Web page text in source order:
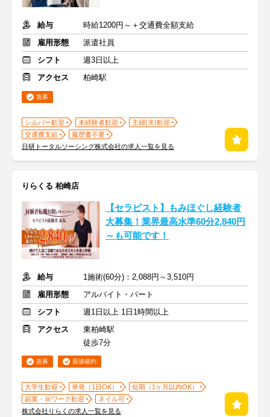
給与
時給1200円～＋交通費全額支給
雇用形態
派遣社員
シフト
週3日以上
アクセス
柏崎駅
急募
シルバー歓迎 未経験者歓迎
主婦(夫)歓迎
交通費支給
履歴書不要
日研トータルソーシング株式会社の求人一覧を見る
りらくる 柏崎店
【セラピスト】もみほぐし経験者
大募集！業界最高水準60分2,840円
～も可能です！
給与
1施術(60分)：2,088円～3,510円
雇用形態
アルバイト・パート
シフト
週1日以上 1日1時間以上
アクセス
東柏崎駅
徒歩7分
急募 面接確約
大学生歓迎 単発（1日OK）
短期（1ヶ月以内OK）
副業・Ｗワーク歓迎
ネイル可
株式会社りらくの求人一覧を見る